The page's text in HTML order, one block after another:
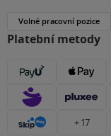
Volné pracovní pozice
Platební metody
+ 17